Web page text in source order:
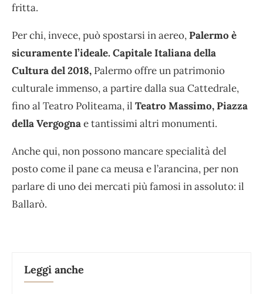
fritta.
Per chi, invece, può spostarsi in aereo,Palermo è
sicuramente l’ideale. Capitale Italiana della
Cultura del 2018, Palermo offre un patrimonio
culturale immenso, a partire dalla sua Cattedrale,
fino al Teatro Politeama, il Teatro Massimo, Piazza
della Vergognae tantissimi altri monumenti.
Anche qui, non possono mancare specialità del
posto come il pane ca meusa e l’arancina, per non
parlare di uno dei mercati più famosi in assoluto: il
Ballarò.
Leggi anche